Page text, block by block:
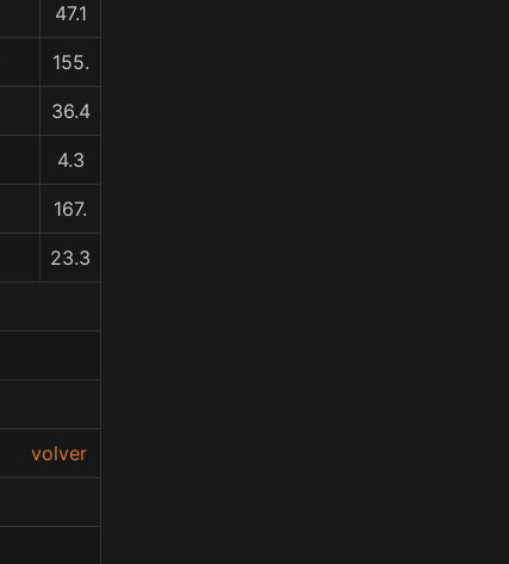
47.1
155.
36.4
4.3
167.
23.3
volver